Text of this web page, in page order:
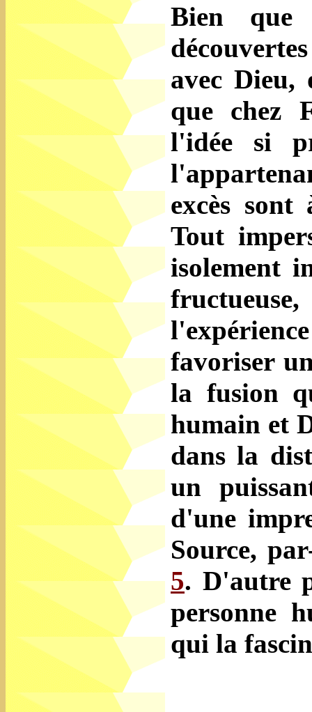
Bien que
avec Dieu,
que chez
l'idée si
excès
Tout
isolement
favoriser
la fusion
humain et
dans la
un
d'une
Source,
5. D'autre
personne
qui la